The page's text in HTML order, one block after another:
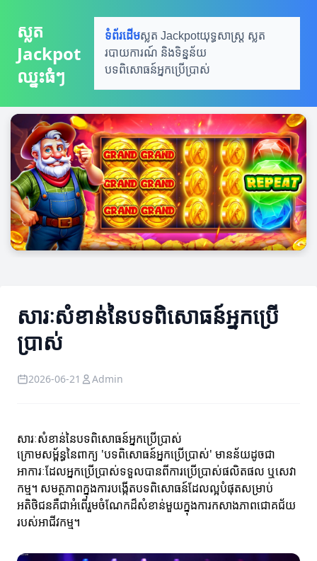
ស្លត
Jackpot
ឈ្នះធំៗ
ទំព័រដើមស្លត Jackpotយុទ្ធសាស្ត្រ ស្លត
របាយការណ៍ និងទិន្នន័យ
បទពិសោធន៍អ្នកប្រើប្រាស់
សារៈសំខាន់នៃបទពិសោធន៍អ្នកប្រើ
ប្រាស់
2026-06-21 Admin
សារៈសំខាន់នៃបទពិសោធន៍អ្នកប្រើប្រាស់
ក្រោមសម្ព័ន្ធនៃពាក្យ 'បទពិសោធន៍អ្នកប្រើប្រាស់' មានន័យដូចជា
អាការៈដែលអ្នកប្រើប្រាស់ទទួលបានពីការប្រើប្រាស់ផលិតផល ឬសេវា
កម្ម។ សមត្ថភាពក្នុងការបង្កើតបទពិសោធន៍ដែលល្អបំផុតសម្រាប់
អតិថិជនគឺជាអំពើរួមចំណែកដ៏សំខាន់មួយក្នុងការកសាងភាពជោគជ័យ
របស់អាជីវកម្ម។